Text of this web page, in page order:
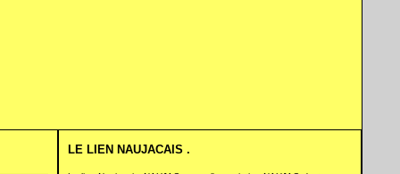
LE LIEN NAUJACAIS .